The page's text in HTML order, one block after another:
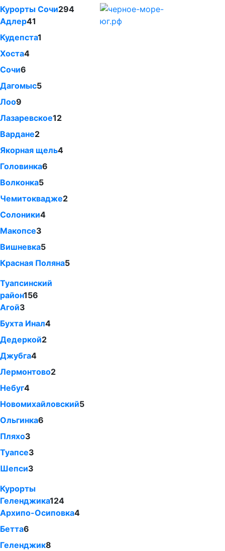
Курорты Сочи294
Адлер41
Кудепста1
Хоста4
Сочи6
Дагомыс5
Лоо9
Лазаревское12
Вардане2
Якорная щель4
Головинка6
Волконка5
Чемитоквадже2
Солоники4
Макопсе3
Вишневка5
Красная Поляна5
Туапсинский
район156
Агой3
Бухта Инал4
Дедеркой2
Джубга4
Лермонтово2
Небуг4
Новомихайловский5
Ольгинка6
Пляхо3
Туапсе3
Шепси3
Курорты
Геленджика124
Архипо-Осиповка4
Бетта6
Геленджик8